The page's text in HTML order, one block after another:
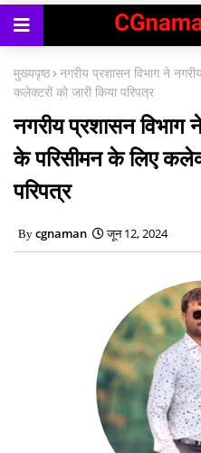
मुख्यपृष्ठ नगरीय प्रशासन विभाग ने
कलेक्टरों को जारी किया परिपत्र
नगरीय प्रशासन विभाग ने
के परिसीमन के लिए
परिपत्र
cgnaman जून 12, 2024